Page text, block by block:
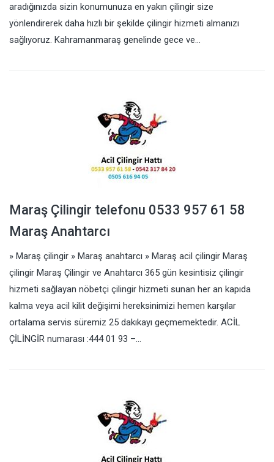
aradığınızda sizin konumunuza en yakın çilingir size
yönlendirerek daha hızlı bir şekilde çilingir hizmeti almanızı
sağlıyoruz. Kahramanmaraş genelinde gece ve…
Maraş Çilingir telefonu 0533 957 61 58
Maraş Anahtarcı
» Maraş çilingir » Maraş anahtarcı » Maraş acil çilingir Maraş
çilingir Maraş Çilingir ve Anahtarcı 365 gün kesintisiz çilingir
hizmeti sağlayan nöbetçi çilingir hizmeti sunan her an kapıda
kalma veya acil kilit değişimi hereksinimizi hemen karşılar
ortalama servis süremiz 25 dakıkayı geçmemektedir. ACİL
ÇİLİNGİR numarası :444 01 93 –…